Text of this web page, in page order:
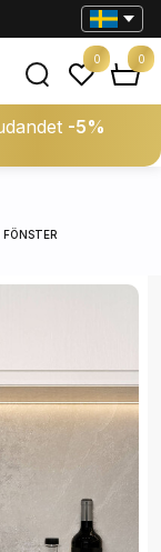
-5%
0 0